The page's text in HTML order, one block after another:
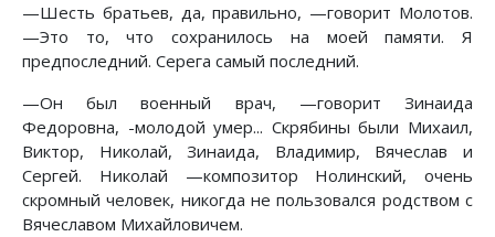
—Шесть братьев, да, правильно, —говорит Молотов.
—Это то, что сохранилось на моей памяти. Я
предпоследний. Серега самый последний.
—Он был военный врач, —говорит Зинаида
Федоровна, -молодой умер... Скрябины были Михаил,
Виктор, Николай, Зинаида, Владимир, Вячеслав и
Сергей. Николай —композитор Нолинский, очень
скромный человек, никогда не пользовался родством с
Вячеславом Михайловичем.